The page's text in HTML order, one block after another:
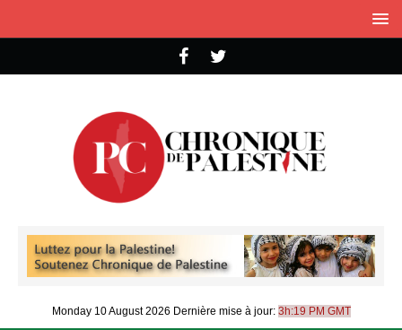
Monday 10 August 2026 Dernière mise à jour: 3h:19 PM GMT